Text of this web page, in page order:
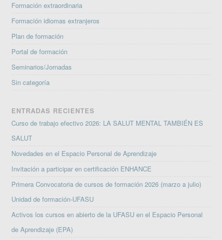
Formación extraordinaria
Formación idiomas extranjeros
Plan de formación
Portal de formación
Seminarios/Jornadas
Sin categoría
ENTRADAS RECIENTES
Curso de trabajo efectivo 2026: LA SALUT MENTAL TAMBIÉN ES
SALUT
Novedades en el Espacio Personal de Aprendizaje
Invitación a participar en certificación ENHANCE
Primera Convocatoria de cursos de formación 2026 (marzo a julio)
Unidad de formación-UFASU
Activos los cursos en abierto de la UFASU en el Espacio Personal
de Aprendizaje (EPA)